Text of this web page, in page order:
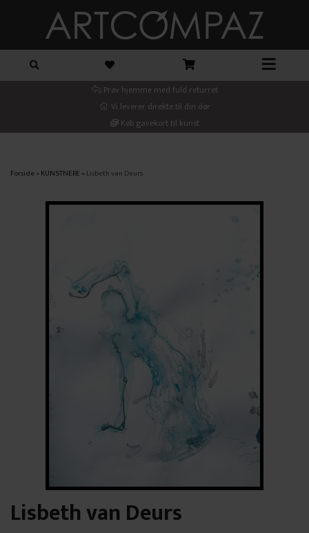
Prøv hjemme med fuld returret
Vi leverer direkte til din dør
Køb gavekort til kunst
Forside »KUNSTNERE »Lisbeth van Deurs
Lisbeth van Deurs